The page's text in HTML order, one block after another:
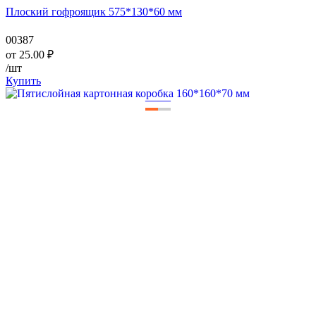
Плоский гофроящик 575*130*60 мм
00387
от 25.00 ₽
/шт
Купить
——